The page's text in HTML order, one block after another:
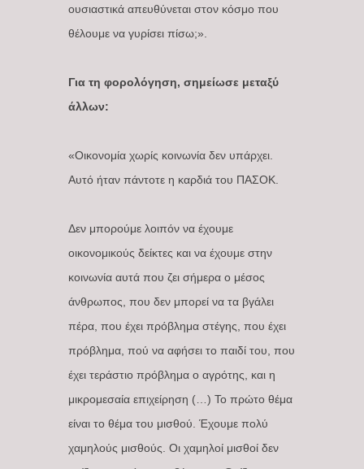
ουσιαστικά απευθύνεται στον κόσμο που
θέλουμε να γυρίσει πίσω;».
Για τη φορολόγηση, σημείωσε μεταξύ
άλλων:
«Οικονομία χωρίς κοινωνία δεν υπάρχει.
Αυτό ήταν πάντοτε η καρδιά του ΠΑΣΟΚ.
Δεν μπορούμε λοιπόν να έχουμε
οικονομικούς δείκτες και να έχουμε στην
κοινωνία αυτά που ζει σήμερα ο μέσος
άνθρωπος, που δεν μπορεί να τα βγάλει
πέρα, που έχει πρόβλημα στέγης, που έχει
πρόβλημα, πού να αφήσει το παιδί του, που
έχει τεράστιο πρόβλημα ο αγρότης, και η
μικρομεσαία επιχείρηση (…) Το πρώτο θέμα
είναι το θέμα του μισθού. Έχουμε πολύ
χαμηλούς μισθούς. Οι χαμηλοί μισθοί δεν